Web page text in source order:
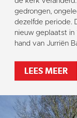
Omgeving
Activiteiten
Steun ons
Contact
Vaktaal
gedrongen,
dezelfde periode.
nieuw geplaatst in
hand van Jurriën
LEES MEER